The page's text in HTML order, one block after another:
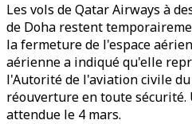
Les vols de Qatar Airways à
de Doha restent
la fermeture de l'espace
aérienne a indiqué qu'elle
l'Autorité de l'aviation civile
réouverture en toute sécurité.
attendue le 4 mars.